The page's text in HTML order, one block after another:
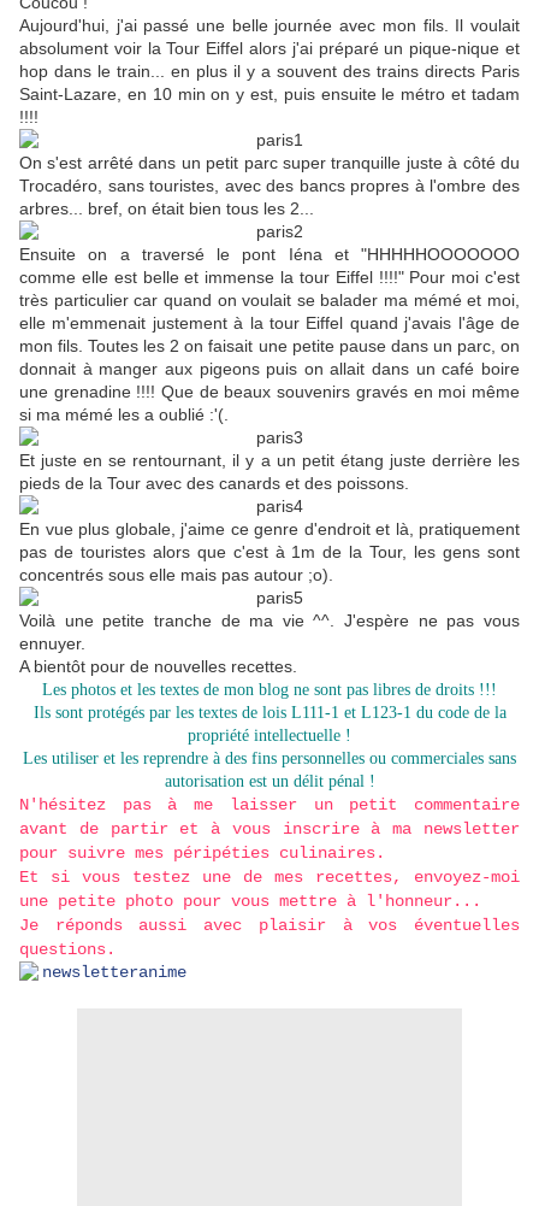
Aujourd'hui, j'ai passé une belle journée avec mon fils. Il voulait
absolument voir la Tour Eiffel alors j'ai préparé un pique-nique et
hop dans le train... en plus il y a souvent des trains directs Paris
Saint-Lazare, en 10 min on y est, puis ensuite le métro et tadam
!!!!
On s'est arrêté dans un petit parc super tranquille juste à côté du
Trocadéro, sans touristes, avec des bancs propres à l'ombre des
arbres... bref, on était bien tous les 2...
Ensuite on a traversé le pont Iéna et "HHHHHOOOOOOO
comme elle est belle et immense la tour Eiffel !!!!" Pour moi c'est
très particulier car quand on voulait se balader ma mémé et moi,
elle m'emmenait justement à la tour Eiffel quand j'avais l'âge de
mon fils. Toutes les 2 on faisait une petite pause dans un parc, on
donnait à manger aux pigeons puis on allait dans un café boire
une grenadine !!!! Que de beaux souvenirs gravés en moi même
si ma mémé les a oublié :'(.
Et juste en se rentournant, il y a un petit étang juste derrière les
pieds de la Tour avec des canards et des poissons.
En vue plus globale, j'aime ce genre d'endroit et là, pratiquement
pas de touristes alors que c'est à 1m de la Tour, les gens sont
concentrés sous elle mais pas autour ;o).
Voilà une petite tranche de ma vie ^^. J'espère ne pas vous
ennuyer.
A bientôt pour de nouvelles recettes.
Les photos et les textes de mon blog ne sont pas libres de droits !!!
Ils sont protégés par les textes de lois L111-1 et L123-1 du code de la
propriété intellectuelle !
Les utiliser et les reprendre à des fins personnelles ou commerciales sans
autorisation est un délit pénal !
N'hésitez pasà me laisser un petit commentaire
avant de partir et à vous inscrire à ma newsletter
pour suivre mes péripéties culinaires.
Et si vous testez une de mes recettes, envoyez-moi
une petite photo pour vous mettre à l'honneur...
Je réponds aussi avec plaisir à vos éventuelles
questions.